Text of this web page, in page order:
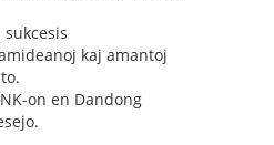
sukcesis
kaj amantoj
on en Dandong